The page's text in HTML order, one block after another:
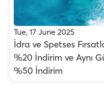
Tue, 17 June 2025
İdra ve Spetses
%20 İndirim ve Aynı
%50 İndirim